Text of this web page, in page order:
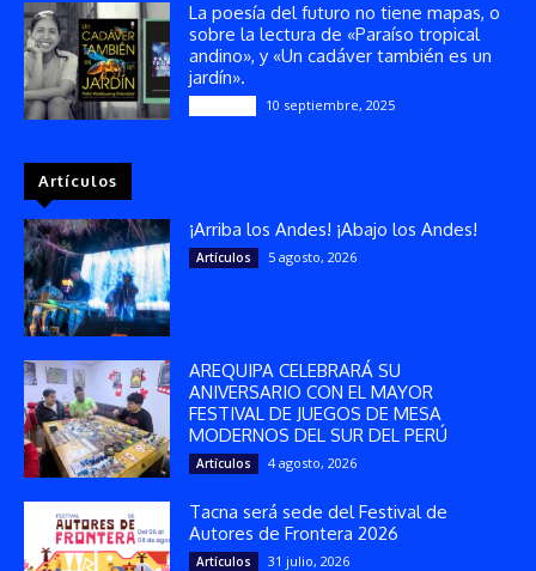
La poesía del futuro no tiene mapas, o
sobre la lectura de «Paraíso tropical
andino», y «Un cadáver también es un
jardín».
10 septiembre, 2025
Artículos
¡Arriba los Andes! ¡Abajo los Andes!
Artículos 5 agosto, 2026
AREQUIPA CELEBRARÁ SU
ANIVERSARIO CON EL MAYOR
FESTIVAL DE JUEGOS DE MESA
MODERNOS DEL SUR DEL PERÚ
Artículos 4 agosto, 2026
Tacna será sede del Festival de
Autores de Frontera 2026
Artículos 31 julio, 2026